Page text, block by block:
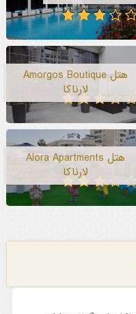
هتل Amorgos Boutique
لارناکا
هتل Alora Apartments
لارناکا